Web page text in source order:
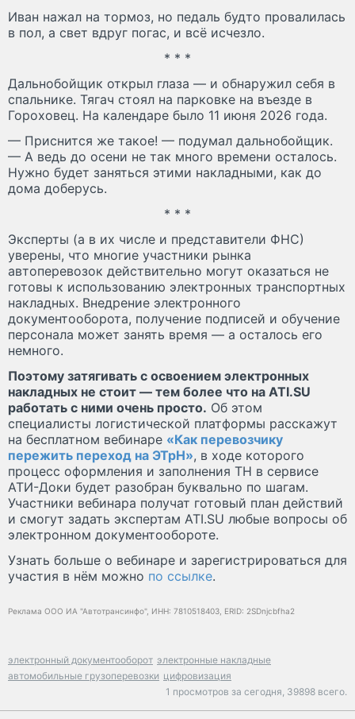
Иван нажал на тормоз, но педаль будто провалилась
в пол, а свет вдруг погас, и всё исчезло.
* * *
Дальнобойщик открыл глаза — и обнаружил себя в
спальнике. Тягач стоял на парковке на въезде в
Гороховец. На календаре было 11 июня 2026 года.
— Приснится же такое! — подумал дальнобойщик.
— А ведь до осени не так много времени осталось.
Нужно будет заняться этими накладными, как до
дома доберусь.
* * *
Эксперты (а в их числе и представители ФНС)
уверены, что многие участники рынка
автоперевозок действительно могут оказаться не
готовы к использованию электронных транспортных
накладных. Внедрение электронного
документооборота, получение подписей и обучение
персонала может занять время — а осталось его
немного.
Поэтому затягивать с освоением электронных
накладных не стоит — тем более что на ATI.SU
работать с ними очень просто. Об этом
специалисты логистической платформы расскажут
на бесплатном вебинаре «Как перевозчику
пережить переход на ЭТрН», в ходе которого
процесс оформления и заполнения ТН в сервисе
АТИ-Доки будет разобран буквально по шагам.
Участники вебинара получат готовый план действий
и смогут задать экспертам ATI.SU любые вопросы об
электронном документообороте.
Узнать больше о вебинаре и зарегистрироваться для
участия в нём можно по ссылке.
Реклама ООО ИА "Автотрансинфо", ИНН: 7810518403, ERID: 2SDnjcbfha2
электронный документооборот электронные накладные
автомобильные грузоперевозки цифровизация
1 просмотров за сегодня, 39898 всего.